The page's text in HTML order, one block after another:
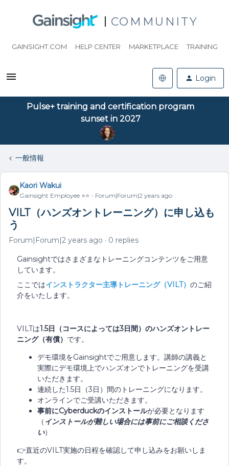
COMMUNITY
GAINSIGHT.COM HELP CENTER MARKETPLACE TRAINING
Login
Pulse+ training and certification program
sunset in 2027
一般情報
Kaori Wakui
Gainsight Employee ⭐️⭐️ Forum|Forum|2 years ago
VILT（ハンズオントレーニング）に申し込も
う
Forum|Forum|2 years ago 0 replies
Gainsightではさまざまなトレーニングコンテンツをご用意
しています。
ここではインストラクター主導トレーニング（VILT） のご紹
介をいたします。
VILTは1.5日（コースによっては3日間）のハンズオントレー
ニング（有償） です。
デモ環境をGainsightでご用意します。講師の講義と
実際にデモ環境上でハンズオンでトレーニングを受講
いただきます。
連続した1.5日（3日）間のトレーニングになります。
オンラインでご受講いただきます。
事前にCyberduckのインストールが必要となります
（ インストールが難しい場合には事前にご相談くださ
い）
👉直近のVILT実施の日程を確認して申し込みをお願いしま
す。